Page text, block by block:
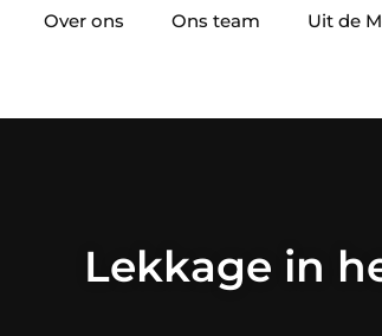
Over ons Ons team Uit de
Lekkage in